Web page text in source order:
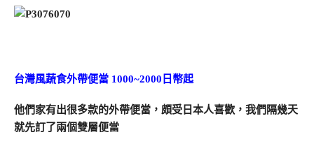
台灣風蔬食外帶便當 1000~2000日幣起
他們家有出很多款的外帶便當，頗受日本人喜歡，我們隔幾天
就先訂了兩個雙層便當